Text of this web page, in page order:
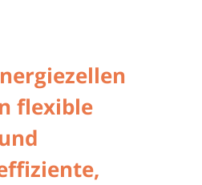
flexible